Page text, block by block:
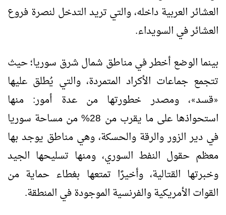
العشائر العربية داخله، والتي تريد التدخل لنصرة فروع
العشائر في السويداء.
بينما الوضع أخطر في مناطق شمال شرق سوريا؛ حيث
تتجمع جماعات الأكراد المتمردة، والتي يُطلق عليها
«قسد»، ومصدر خطورتها من عدة أمور: منها
استحواذها على ما يقرب من 28% من مساحة سوريا
في دير الزور والرقة والحسكة، وهي مناطق يوجد بها
معظم حقول النفط السوري، ومنها تسليحها الجيد
وخبرتها القتالية، وأخيرًا تمتعها بغطاء حماية من
القوات الأمريكية والفرنسية الموجودة في المنطقة.